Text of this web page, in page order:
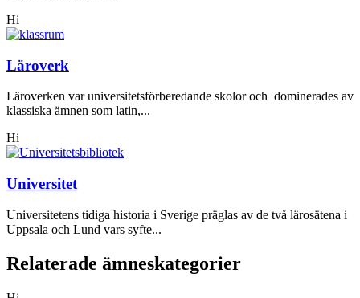
Hi
Läroverk
Läroverken var universitetsförberedande skolor och dominerades av
klassiska ämnen som latin,...
Hi
Universitet
Universitetens tidiga historia i Sverige präglas av de två lärosätena i
Uppsala och Lund vars syfte...
Relaterade ämneskategorier